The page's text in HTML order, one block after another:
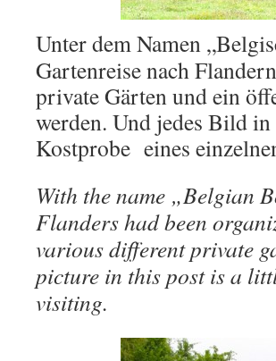
Unter dem Namen
Gartenreise nach
private Gärten und ein
werden. Und jedes Bild
Kostprobe eines
With the name „Belgian
Flanders had been
various different private
picture in this post is a
visiting.